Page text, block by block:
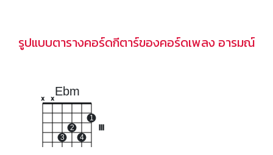
รูปแบบตารางคอร์ดกีตาร์ของคอร์ดเพลง อารมณ์
Ebm
x x
3
2
4
1